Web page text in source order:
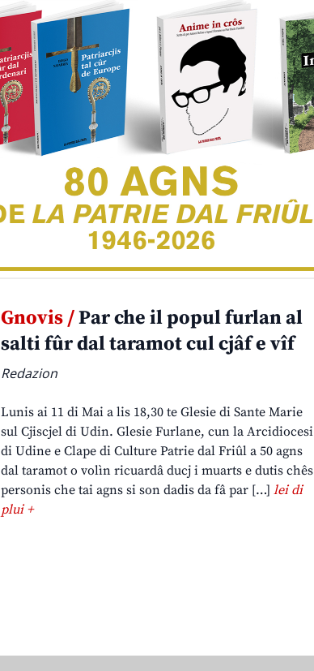
Gnovis /Par che il popul furlan al
salti fûr dal taramot cul cjâf e vîf
Redazion
Lunis ai 11 di Mai a lis 18,30 te Glesie di Sante Marie
sul Cjiscjel di Udin. Glesie Furlane, cun la Arcidiocesi
di Udine e Clape di Culture Patrie dal Friûl a 50 agns
dal taramot o volìn ricuardâ ducj i muarts e dutis chês
personis che tai agns si son dadis da fâ par […] lei di
plui +